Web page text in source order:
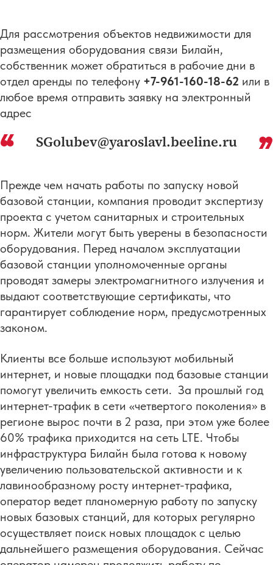
Для рассмотрения объектов недвижимости для
размещения оборудования связи Билайн,
собственник может обратиться в рабочие дни в
отдел аренды по телефону +7-961-160-18-62 или в
любое время отправить заявку на электронный
адрес
SGolubev@yaroslavl.beeline.ru
Прежде чем начать работы по запуску новой
базовой станции, компания проводит экспертизу
проекта с учетом санитарных и строительных
норм. Жители могут быть уверены в безопасности
оборудования. Перед началом эксплуатации
базовой станции уполномоченные органы
проводят замеры электромагнитного излучения и
выдают соответствующие сертификаты, что
гарантирует соблюдение норм, предусмотренных
законом.
Клиенты все больше используют мобильный
интернет, и новые площадки под базовые станции
помогут увеличить емкость сети. За прошлый год
интернет-трафик в сети «четвертого поколения» в
регионе вырос почти в 2 раза, при этом уже более
60% трафика приходится на сеть LTE. Чтобы
инфраструктура Билайн была готова к новому
увеличению пользовательской активности и к
лавинообразному росту интернет-трафика,
оператор ведет планомерную работу по запуску
новых базовых станций, для которых регулярно
осуществляет поиск новых площадок с целью
дальнейшего размещения оборудования. Сейчас